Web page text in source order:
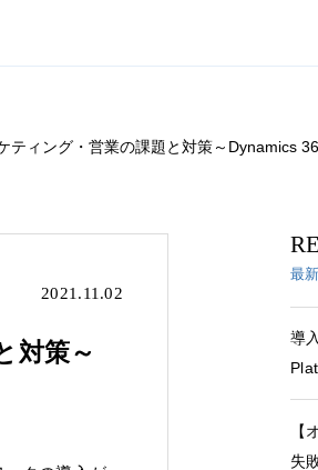
ティング・営業の課題と対策～Dynamics
2021.11.02
対策～
最
導
【
失